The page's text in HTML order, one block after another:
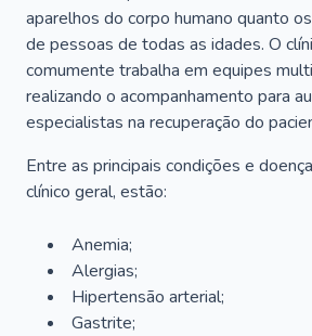
aparelhos do corpo humano quanto
de pessoas de todas as idades. O
comumente trabalha em equipes
realizando o acompanhamento para
especialistas na recuperação do
Entre as principais condições e
clínico geral, estão:
Anemia;
Alergias;
Hipertensão arterial;
Gastrite;